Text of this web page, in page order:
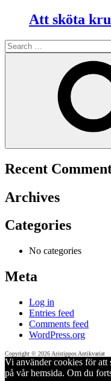
Att sköta
Search
for:
Recent
Archives
Categories
No categories
Meta
Log in
Entries feed
Comments feed
WordPress.org
Copyright © 2026 Aristippos Antikvariat
Vi använder cookies för att
på vår hemsida. Om du